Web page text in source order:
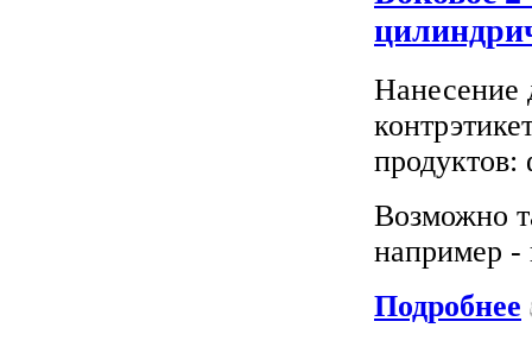
Нанесение
продуктов:
Возможно
например -
Подробнее